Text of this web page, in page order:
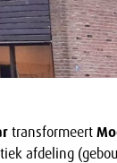
transformeert
afdeling